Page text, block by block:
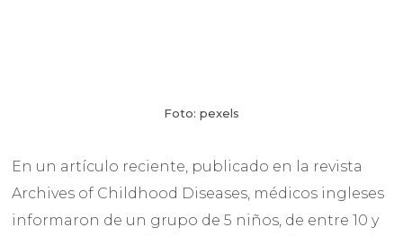
Foto: pexels
En un artículo reciente, publicado en la revista
Archives of Childhood Diseases, médicos ingleses
informaron de un grupo de 5 niños, de entre 10 y